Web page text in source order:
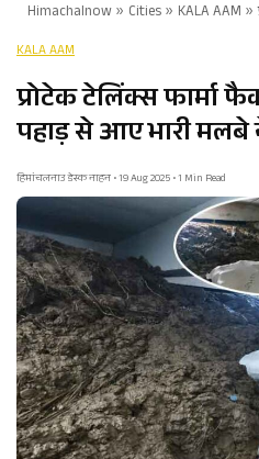
Himachalnow» Cities» KALA AAM »
KALA AAM
प्रोटेक टेलिंक्स फार्मा
पहाड़ से आए भारी मलबे
हिमांचलनाउ डेस्क नाहन • 19 Aug 2025 • 1 Min Read